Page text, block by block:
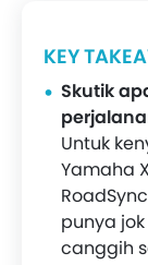
KEY
Skutik
Untuk
Yamaha
punya
canggih